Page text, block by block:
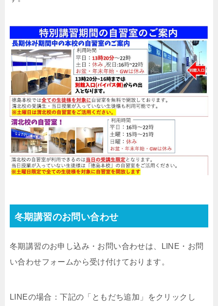
冬期講習のお問い合わせ
冬期講習のお申し込み・お問い合わせは、LINE・お問
い合わせフォームから受け付けております。
LINEの場合：下記の「ともだち追加」をクリックし